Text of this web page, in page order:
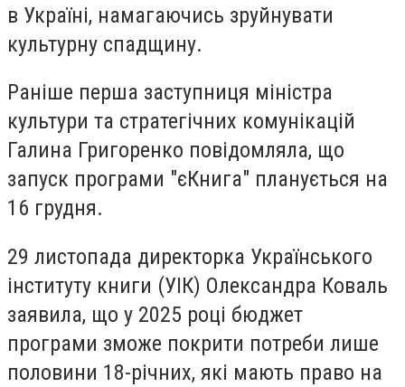
в Україні, намагаючись зруйнувати
культурну спадщину.
Раніше перша заступниця міністра
культури та стратегічних комунікацій
Галина Григоренко повідомляла, що
запуск програми "єКнига" планується на
16 грудня.
29 листопада директорка Українського
інституту книги (УІК) Олександра Коваль
заявила, що у 2025 році бюджет
програми зможе покрити потреби лише
половини 18-річних, які мають право на